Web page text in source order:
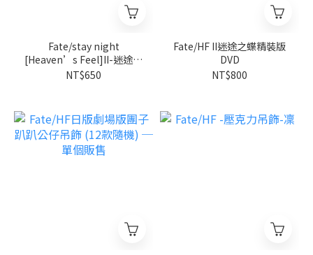
Fate/stay night
[Heaven’s Feel]II-迷途之
蝶平裝版-DVD
NT$650
Fate/HF II迷途之蝶精裝版
DVD
NT$800